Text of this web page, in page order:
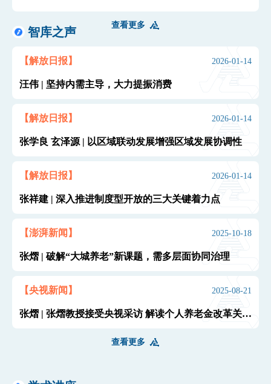
查看更多
录取名单公示
智库之声
查看更多
【解放日报】 2026-01-14
汪伟 | 坚持内需主导，大力提振消费
【解放日报】 2026-01-14
张学良 玄泽源 | 以区域联动发展增强区域发展协调性
【解放日报】 2026-01-14
张祥建 | 深入推进制度型开放的三大关键着力点
【澎湃新闻】 2025-10-18
张熠 | 破解“大城养老”新课题，需多层面协同治理
【央视新闻】 2025-08-21
张熠 | 张熠教授接受央视采访 解读个人养老金改革关键